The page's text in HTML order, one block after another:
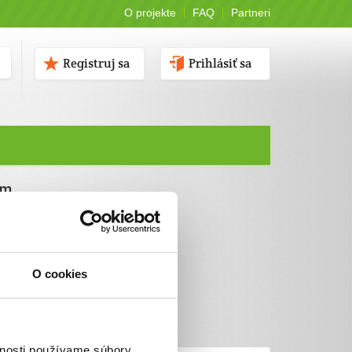
O cookies
O projekte FAQ Partneri
Prihlásiť sa
Registruj sa